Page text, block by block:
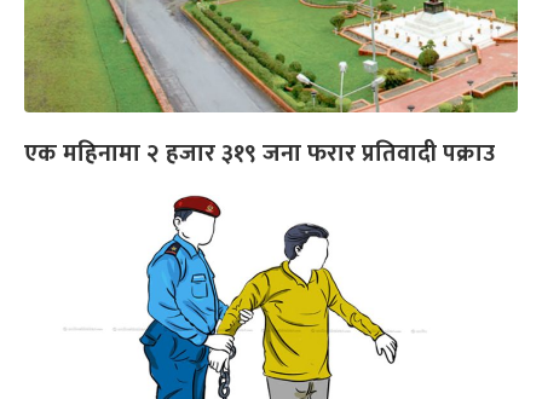
एक महिनामा २ हजार ३१९ जना फरार प्रतिवादी पक्राउ